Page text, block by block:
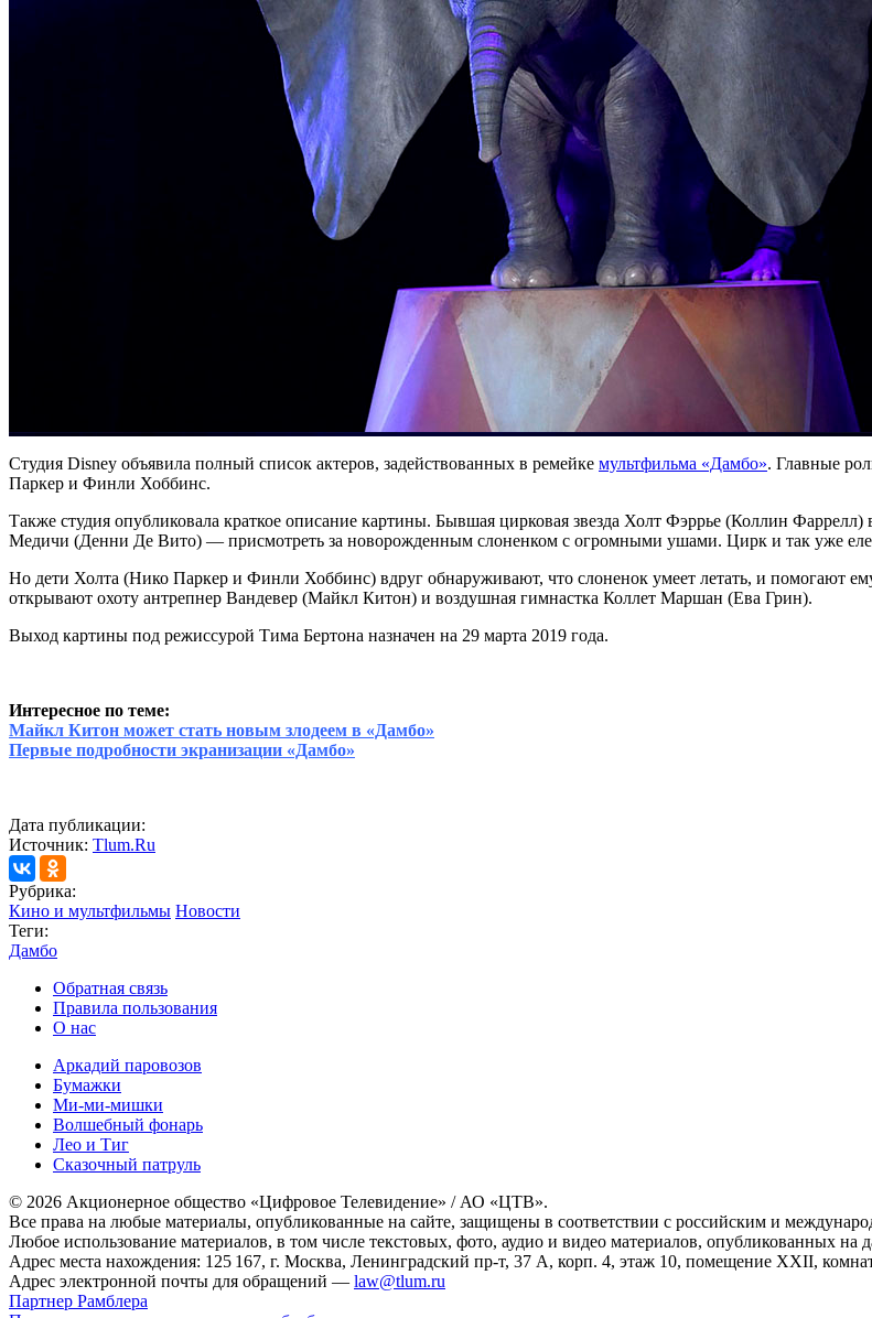
Студия Disney объявила полный список актеров, задействованных в ремейке мультфильма «Дамбо». Главные
Паркер и Финли Хоббинс.
Также студия опубликовала краткое описание картины. Бывшая цирковая звезда Холт Фэррье (Коллин Фаррелл)
Медичи (Денни Де Вито) — присмотреть за новорожденным слоненком с огромными ушами. Цирк и так уже еле
Но дети Холта (Нико Паркер и Финли Хоббинс) вдруг обнаруживают, что слоненок умеет летать, и помогают
открывают охоту антрепнер Вандевер (Майкл Китон) и воздушная гимнастка Коллет Маршан (Ева Грин).
Выход картины под режиссурой Тима Бертона назначен на 29 марта 2019 года.
Интересное по теме:
Майкл Китон может стать новым злодеем в «Дамбо»
Первые подробности экранизации «Дамбо»
Дата публикации:
Источник: Tlum.Ru
Рубрика:
Кино и мультфильмы Новости
Теги:
Дамбо
Обратная связь
Правила пользования
О нас
Аркадий паровозов
Бумажки
Ми-ми-мишки
Волшебный фонарь
Лео и Тиг
Сказочный патруль
© 2026 Акционерное общество «Цифровое Телевидение» / АО «ЦТВ».
Все права на любые материалы, опубликованные на сайте, защищены в соответствии с российским и
Любое использование материалов, в том числе текстовых, фото, аудио и видео материалов, опубликованных
Адрес места нахождения: 125 167, г. Москва, Ленинградский пр-т, 37 А, корп. 4, этаж 10, помещение XXII,
Адрес электронной почты для обращений — law@tlum.ru
Партнер Рамблера